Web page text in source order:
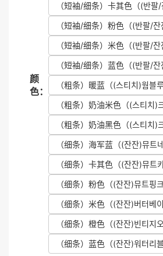
颜
色：
（短袖/细条）卡其色 （(반팔
（短袖/细条）粉色 （(반팔/
（短袖/细条）米色 （(반팔/
（短袖/细条）蓝色 （(반팔/
（粗条）暖蓝 （(스티치)웜블루
（粗条）奶油米色 （(스티치)
（粗条）奶油黑色 （(스티치)
（细条）海军蓝 （(잔잔)뮤트
（细条）卡其色 （(잔잔)뮤트
（细条）粉色 （(잔잔)뮤트핑크
（细条）米色 （(잔잔)버터베
（细条）橙色 （(잔잔)빈티지
（细条）蓝色 （(잔잔)워터리